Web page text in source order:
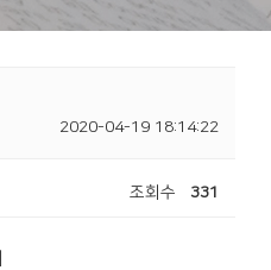
2020-04-19 18:14:22
조회수 331